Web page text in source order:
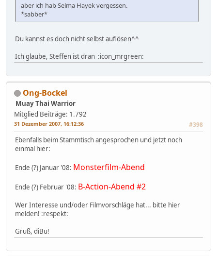
aber ich hab Selma Hayek vergessen.
*sabber*
Du kannst es doch nicht selbst auflösen^^
Ich glaube, Steffen ist dran :icon_mrgreen:
Ong-Bockel
Muay Thai Warrior
Mitglied Beiträge: 1.792
31 Dezember 2007, 16:12:36 #398
Ebenfalls beim Stammtisch angesprochen und jetzt noch
einmal hier:
Ende (?) Januar '08: Monsterfilm-Abend
Ende (?) Februar '08: B-Action-Abend #2
Wer Interesse und/oder Filmvorschläge hat... bitte hier
melden! :respekt:
Gruß, diBu!